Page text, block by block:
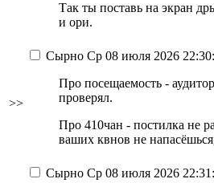
Так ты поставь на экран
и ори.
>>
Сырно Ср 08 июля 2026
Про посещаемость -
проверял.
Про 410чан - постилка не
ваших квнов не
Сырно Ср 08 июля 2026